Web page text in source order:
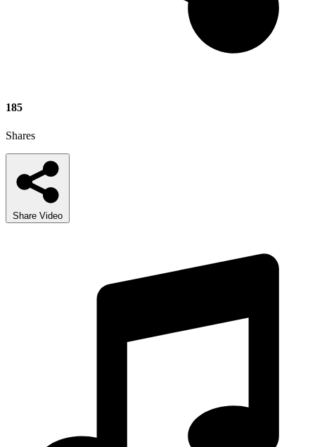
185
Shares
Share Video